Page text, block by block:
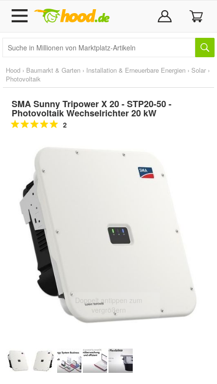
Hood › Baumarkt & Garten › Installation & Erneuerbare Energien › Solar ›
Photovoltaik
SMA Sunny Tripower X 20 - STP20-50 -
Photovoltaik Wechselrichter 20 kW
2
Doppelt antippen zum
vergrößern